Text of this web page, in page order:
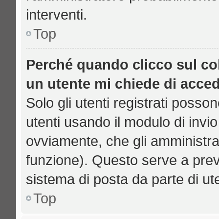
interventi.
Top
Perché quando clicco sul
un utente mi chiede di
Solo gli utenti registrati
utenti usando il modulo di
ovviamente, che gli
funzione). Questo serve a
sistema di posta da parte di
Top